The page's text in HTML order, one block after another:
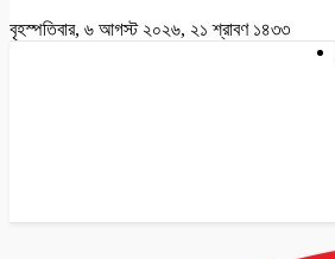
বৃহস্পতিবার, ৬ আগস্ট ২০২৬, ২১ শ্রাবণ ১৪৩৩